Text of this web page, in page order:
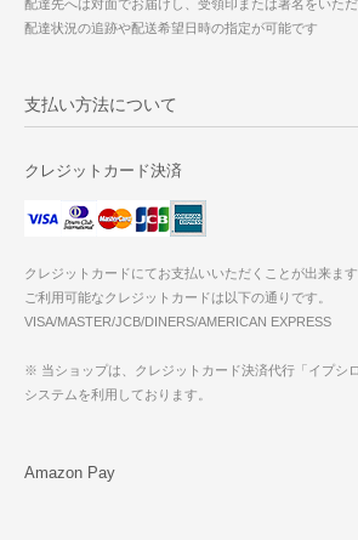
配達先へは対面でお届けし、受領印または署名をいただ
配達状況の追跡や配送希望日時の指定が可能です
支払い方法について
クレジットカード決済
クレジットカードにてお支払いいただくことが出来ます
ご利用可能なクレジットカードは以下の通りです。
VISA/MASTER/JCB/DINERS/AMERICAN EXPRESS
※ 当ショップは、クレジットカード決済代行「イプシ
システムを利用しております。
Amazon Pay